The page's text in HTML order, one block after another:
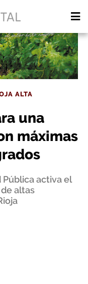
ALTA
una
máximas
Pública activa el
altas